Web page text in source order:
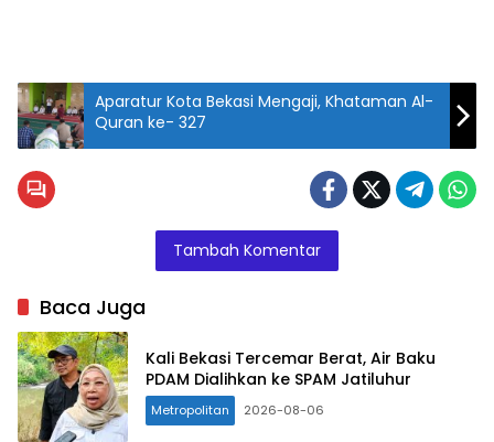
Aparatur Kota Bekasi Mengaji, Khataman Al-
Quran ke- 327
Tambah Komentar
Baca Juga
Kali Bekasi Tercemar Berat, Air Baku
PDAM Dialihkan ke SPAM Jatiluhur
Metropolitan 2026-08-06